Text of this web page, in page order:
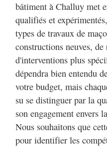
bâtiment à Challuy met
qualifiés et
types de travaux de
constructions neuves,
d'interventions plus
dépendra bien entendu
votre budget, mais
su se distinguer par la
son engagement envers
Nous souhaitons que
pour identifier les